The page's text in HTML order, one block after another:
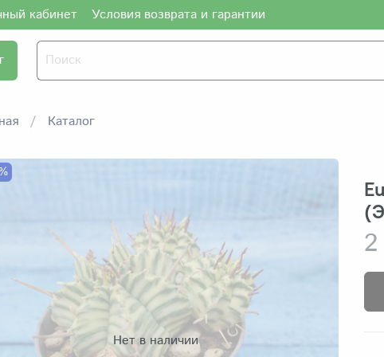
кабинет Условия возврата и гарантии
Каталог
Нет в наличии